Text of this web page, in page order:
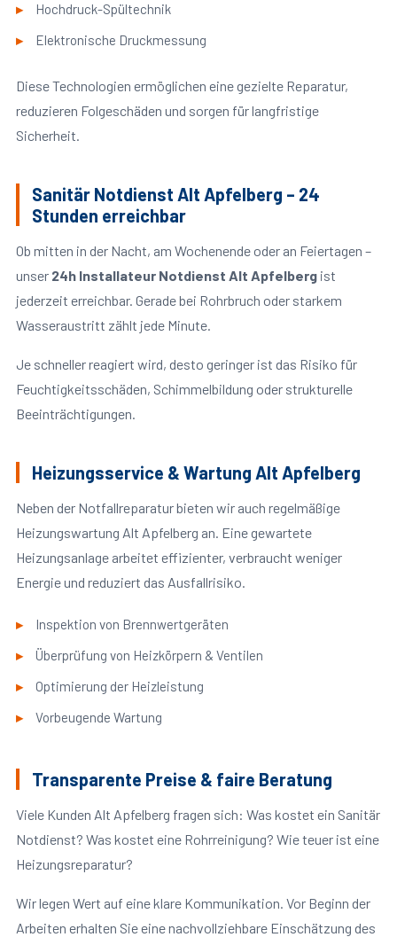
Hochdruck-Spültechnik
Elektronische Druckmessung
Diese Technologien ermöglichen eine gezielte Reparatur,
reduzieren Folgeschäden und sorgen für langfristige
Sicherheit.
Sanitär Notdienst Alt Apfelberg – 24
Stunden erreichbar
Ob mitten in der Nacht, am Wochenende oder an Feiertagen –
unser 24h Installateur Notdienst Alt Apfelbergist
jederzeit erreichbar. Gerade bei Rohrbruch oder starkem
Wasseraustritt zählt jede Minute.
Je schneller reagiert wird, desto geringer ist das Risiko für
Feuchtigkeitsschäden, Schimmelbildung oder strukturelle
Beeinträchtigungen.
Heizungsservice & Wartung Alt Apfelberg
Neben der Notfallreparatur bieten wir auch regelmäßige
Heizungswartung Alt Apfelberg an. Eine gewartete
Heizungsanlage arbeitet effizienter, verbraucht weniger
Energie und reduziert das Ausfallrisiko.
Inspektion von Brennwertgeräten
Überprüfung von Heizkörpern & Ventilen
Optimierung der Heizleistung
Vorbeugende Wartung
Transparente Preise & faire Beratung
Viele Kunden Alt Apfelberg fragen sich: Was kostet ein Sanitär
Notdienst? Was kostet eine Rohrreinigung? Wie teuer ist eine
Heizungsreparatur?
Wir legen Wert auf eine klare Kommunikation. Vor Beginn der
Arbeiten erhalten Sie eine nachvollziehbare Einschätzung des